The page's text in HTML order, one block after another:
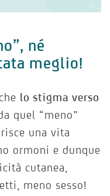
né
meglio!
lo stigma verso
quel “meno”
una vita
ormoni e dunque
cutanea,
meno sesso!